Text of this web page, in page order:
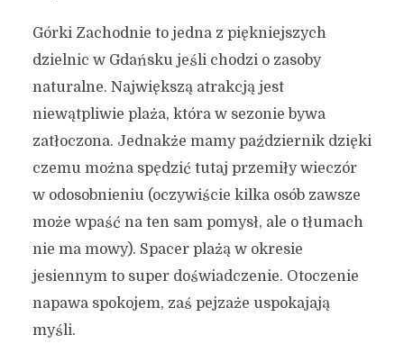
7 miejsc w Gdańsku, które
NAJŁADNIEJ prezentują
Górki Zachodnie to jedna z piękniejszych
dzielnic w Gdańsku jeśli chodzi o zasoby
naturalne. Największą atrakcją jest
niewątpliwie plaża, która w sezonie bywa
zatłoczona. Jednakże mamy październik dzięki
czemu można spędzić tutaj przemiły wieczór
w odosobnieniu (oczywiście kilka osób zawsze
może wpaść na ten sam pomysł, ale o tłumach
nie ma mowy). Spacer plażą w okresie
jesiennym to super doświadczenie. Otoczenie
napawa spokojem, zaś pejzaże uspokajają
myśli.